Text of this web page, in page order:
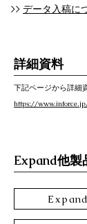
>> データ入稿に
詳細資料
下記ページから詳細
https://
Expand他製